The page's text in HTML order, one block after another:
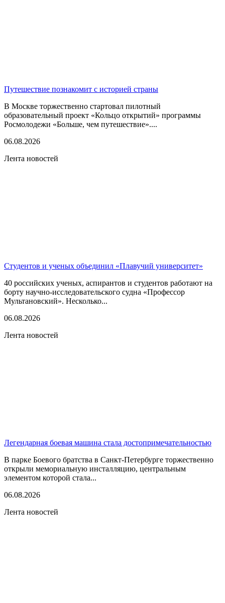
Путешествие познакомит с историей страны
В Москве торжественно стартовал пилотный
образовательный проект «Кольцо открытий» программы
Росмолодежи «Больше, чем путешествие»....
06.08.2026
Лента новостей
Студентов и ученых объединил «Плавучий университет»
40 российских ученых, аспирантов и студентов работают на
борту научно-исследовательского судна «Профессор
Мультановский». Несколько...
06.08.2026
Лента новостей
Легендарная боевая машина стала достопримечательностью
В парке Боевого братства в Санкт-Петербурге торжественно
открыли мемориальную инсталляцию, центральным
элементом которой стала...
06.08.2026
Лента новостей